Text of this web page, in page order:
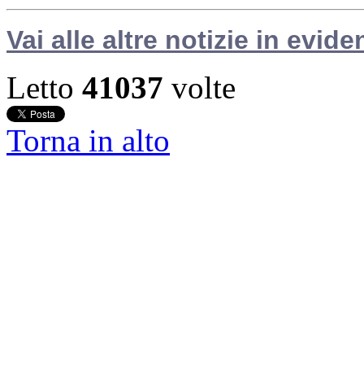
Vai alle altre notizie in
Letto 41037 volte
Torna in alto